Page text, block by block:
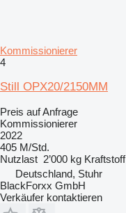
Kommissionierer
4
Still OPX20/2150MM
Preis auf Anfrage
Kommissionierer
2022
405 M/Std.
Nutzlast 2’000 kg Kraftstoff
Deutschland, Stuhr
BlackForxx GmbH
Verkäufer kontaktieren